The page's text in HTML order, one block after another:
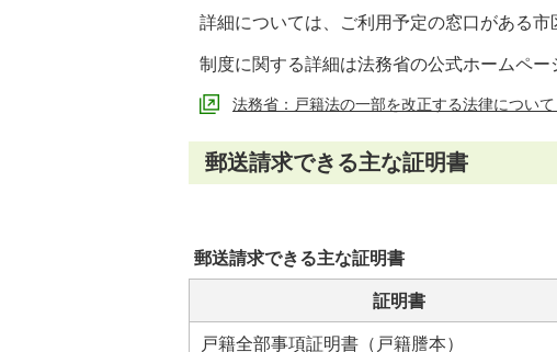
詳細については、ご利用予定の窓口がある市
制度に関する詳細は法務省の公式ホームペー
法務省：戸籍法の一部を改正する法律について
郵送請求できる主な証明書
郵送請求できる主な証明書
証明書
戸籍全部事項証明書（戸籍謄本）